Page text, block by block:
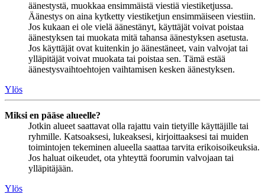
äänestystä, muokkaa ensimmäistä viestiä viestiketjussa.
Äänestys on aina kytketty viestiketjun ensimmäiseen viestiin.
Jos kukaan ei ole vielä äänestänyt, käyttäjät voivat poistaa
äänestyksen tai muokata mitä tahansa äänestyksen asetusta.
Jos käyttäjät ovat kuitenkin jo äänestäneet, vain valvojat tai
ylläpitäjät voivat muokata tai poistaa sen. Tämä estää
äänestysvaihtoehtojen vaihtamisen kesken äänestyksen.
Ylös
Miksi en pääse alueelle?
Jotkin alueet saattavat olla rajattu vain tietyille käyttäjille tai
ryhmille. Katsoaksesi, lukeaksesi, kirjoittaaksesi tai muiden
toimintojen tekeminen alueella saattaa tarvita erikoisoikeuksia.
Jos haluat oikeudet, ota yhteyttä foorumin valvojaan tai
ylläpitäjään.
Ylös